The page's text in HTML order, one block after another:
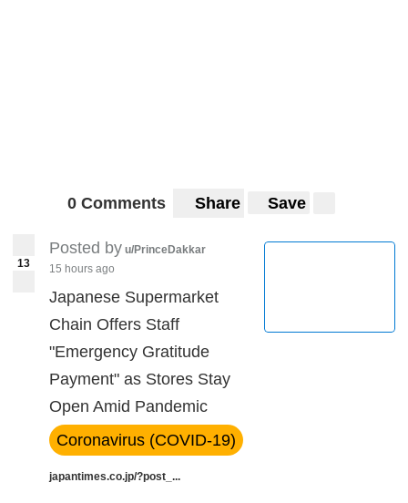
0 Comments Share Save
13
Posted by u/PrinceDakkar
15 hours ago
Japanese Supermarket
Chain Offers Staff
"Emergency Gratitude
Payment" as Stores Stay
Open Amid Pandemic
Coronavirus (COVID-19)
japantimes.co.jp/?post_...